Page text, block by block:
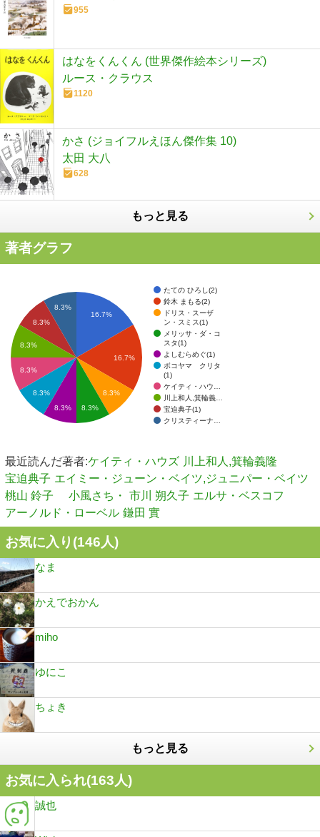
955
はなをくんくん (世界傑作絵本シリーズ)
ルース・クラウス
1120
かさ (ジョイフルえほん傑作集 10)
太田 大八
628
もっと見る
著者グラフ
たての ひろし(2)
鈴木 まもる(2)
ドリス・スーザ
ン・スミス(1)
メリッサ・ダ・コ
スタ(1)
よしむらめぐ(1)
ボコヤマ クリタ
(1)
ケイティ・ハウ…
川上和人,箕輪義…
宝迫典子(1)
クリスティーナ…
16.7%
16.7%
8.3%
8.3%
8.3%
8.3%
8.3%
8.3%
8.3%
8.3%
最近読んだ著者:ケイティ・ハウズ 川上和人,箕輪義隆
宝迫典子 エイミー・ジューン・ベイツ,ジュニパー・ベイツ
桃山 鈴子
小風さち・ 市川 朔久子 エルサ・ベスコフ
アーノルド・ローベル 鎌田 實
お気に入り(146人)
なま
かえでおかん
miho
ゆにこ
ちょき
もっと見る
お気に入られ(163人)
誠也